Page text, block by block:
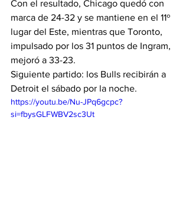
Con el resultado, Chicago quedó con
marca de 24-32 y se mantiene en el 11º
lugar del Este, mientras que Toronto,
impulsado por los 31 puntos de Ingram,
mejoró a 33-23.
Siguiente partido: los Bulls recibirán a
Detroit el sábado por la noche.
https://youtu.be/Nu-JPq6gcpc?
si=fbysGLFWBV2sc3Ut